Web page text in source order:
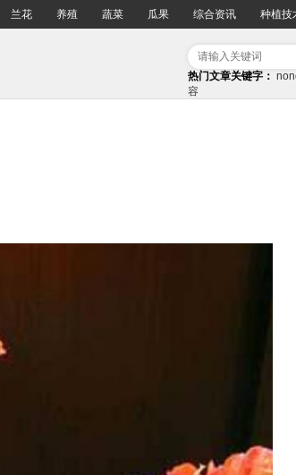
兰花 养殖 蔬菜 瓜果 综合资讯 种植技
热门文章关键字：
容